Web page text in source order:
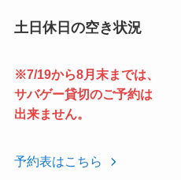
土日休日の空き状況
※7/19から8月末までは、
サバゲー貸切のご予約は
出来ません。
予約表はこちら